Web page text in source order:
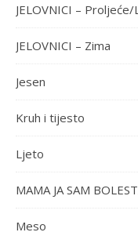
JELOVNICI –
JELOVNICI – Zima
Jesen
Kruh i tijesto
Ljeto
MAMA JA SAM
Meso